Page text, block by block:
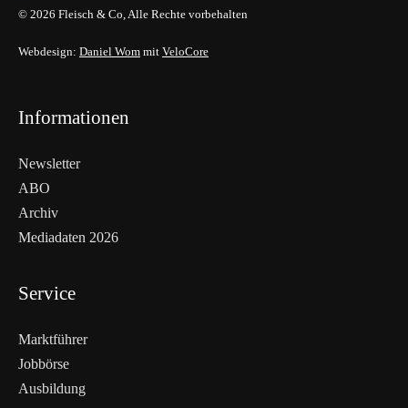
© 2026 Fleisch & Co, Alle Rechte vorbehalten
Webdesign: Daniel Wom mit VeloCore
Informationen
Newsletter
ABO
Archiv
Mediadaten 2026
Service
Marktführer
Jobbörse
Ausbildung